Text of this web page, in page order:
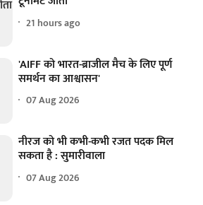
21 hours ago
'AIFF को भारत-ब्राजील मैच के लिए पूर्ण
समर्थन का आश्वासन'
07 Aug 2026
नीरज को भी कभी-कभी रजत पदक मिल
सकता है : सुमारीवाला
07 Aug 2026